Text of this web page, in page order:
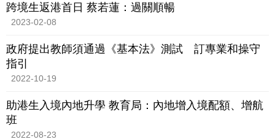
跨境生返港首日 蔡若蓮：過關順暢
2023-02-08
政府提出教師須通過《基本法》測試 訂專業和操守
指引
2022-10-19
助港生入境內地升學 教育局：內地增入境配額、增航
班
2022-08-23